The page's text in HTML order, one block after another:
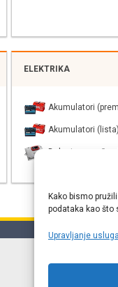
Kako bismo
podataka kao što
Upravljanje
ELEKTRIKA
Akumulatori
Akumulatori (lista)
Balast xenon
Online